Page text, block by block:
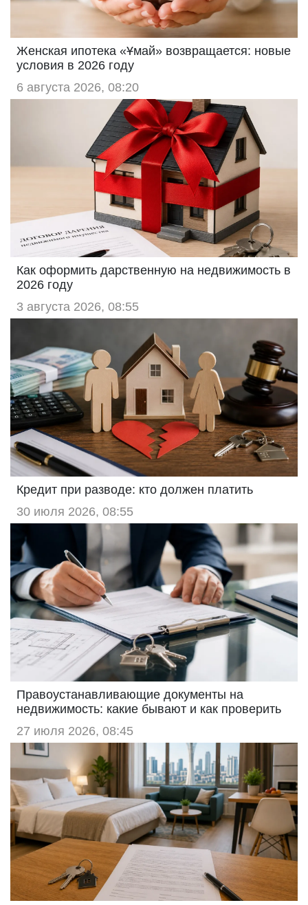
Женская ипотека «Ұмай» возвращается: новые
условия в 2026 году
6 августа 2026, 08:20
Как оформить дарственную на недвижимость в
2026 году
3 августа 2026, 08:55
Кредит при разводе: кто должен платить
30 июля 2026, 08:55
Правоустанавливающие документы на
недвижимость: какие бывают и как проверить
27 июля 2026, 08:45